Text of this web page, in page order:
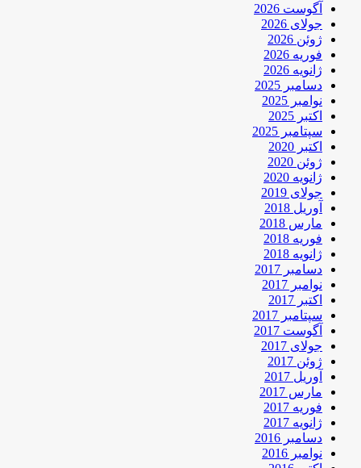
آگوست 2026
جولای 2026
ژوئن 2026
فوریه 2026
ژانویه 2026
دسامبر 2025
نوامبر 2025
اکتبر 2025
سپتامبر 2025
اکتبر 2020
ژوئن 2020
ژانویه 2020
جولای 2019
آوریل 2018
مارس 2018
فوریه 2018
ژانویه 2018
دسامبر 2017
نوامبر 2017
اکتبر 2017
سپتامبر 2017
آگوست 2017
جولای 2017
ژوئن 2017
آوریل 2017
مارس 2017
فوریه 2017
ژانویه 2017
دسامبر 2016
نوامبر 2016